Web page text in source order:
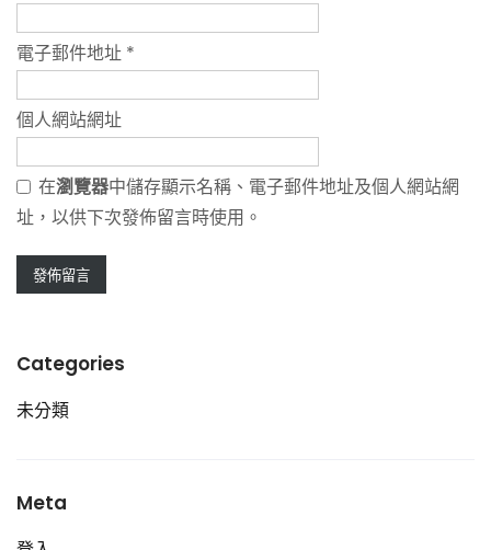
電子郵件地址 *
個人網站網址
在瀏覽器中儲存顯示名稱、電子郵件地址及個人網站網
址，以供下次發佈留言時使用。
Categories
未分類
Meta